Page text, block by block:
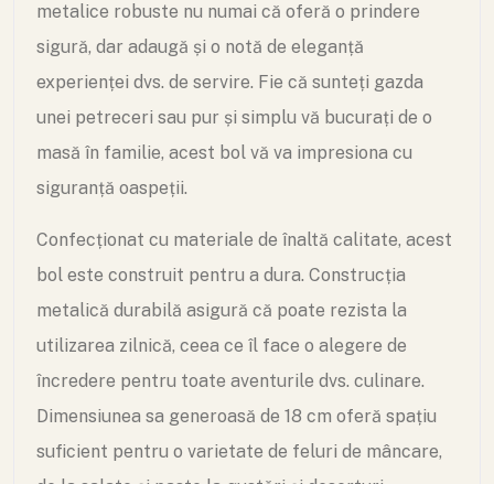
metalice robuste nu numai că oferă o prindere
sigură, dar adaugă și o notă de eleganță
experienței dvs. de servire. Fie că sunteți gazda
unei petreceri sau pur și simplu vă bucurați de o
masă în familie, acest bol vă va impresiona cu
siguranță oaspeții.
Confecționat cu materiale de înaltă calitate, acest
bol este construit pentru a dura. Construcția
metalică durabilă asigură că poate rezista la
utilizarea zilnică, ceea ce îl face o alegere de
încredere pentru toate aventurile dvs. culinare.
Dimensiunea sa generoasă de 18 cm oferă spațiu
suficient pentru o varietate de feluri de mâncare,